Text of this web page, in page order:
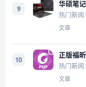
9
热门新闻
文章
10
热门新闻
文章